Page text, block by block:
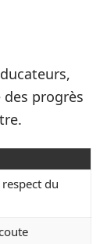
progrès
du